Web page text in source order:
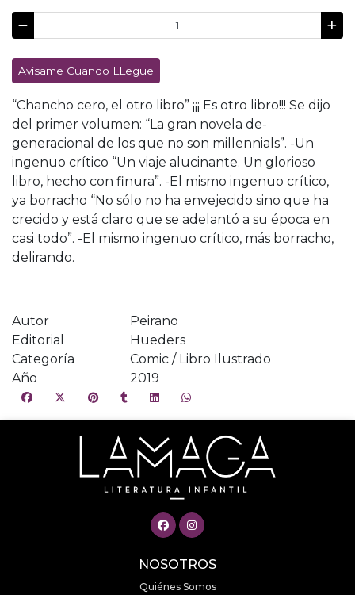
Avísame Cuando LLegue
“Chancho cero, el otro libro” ¡¡¡ Es otro libro!!! Se dijo
del primer volumen: “La gran novela de-
generacional de los que no son millennials”. -Un
ingenuo crítico “Un viaje alucinante. Un glorioso
libro, hecho con finura”. -El mismo ingenuo crítico,
ya borracho “No sólo no ha envejecido sino que ha
crecido y está claro que se adelantó a su época en
casi todo”. -El mismo ingenuo crítico, más borracho,
delirando.
Autor
Peirano
Editorial
Hueders
Categoría
Comic / Libro Ilustrado
Año
2019
NOSOTROS
Quiénes Somos